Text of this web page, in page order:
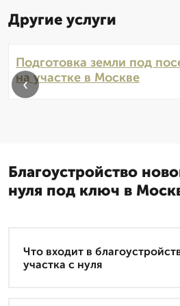
Другие услуги
Подготовка земли под
на участке в Москве
‹
Благоустройство
нуля под ключ в
Что входит в
участка с нуля